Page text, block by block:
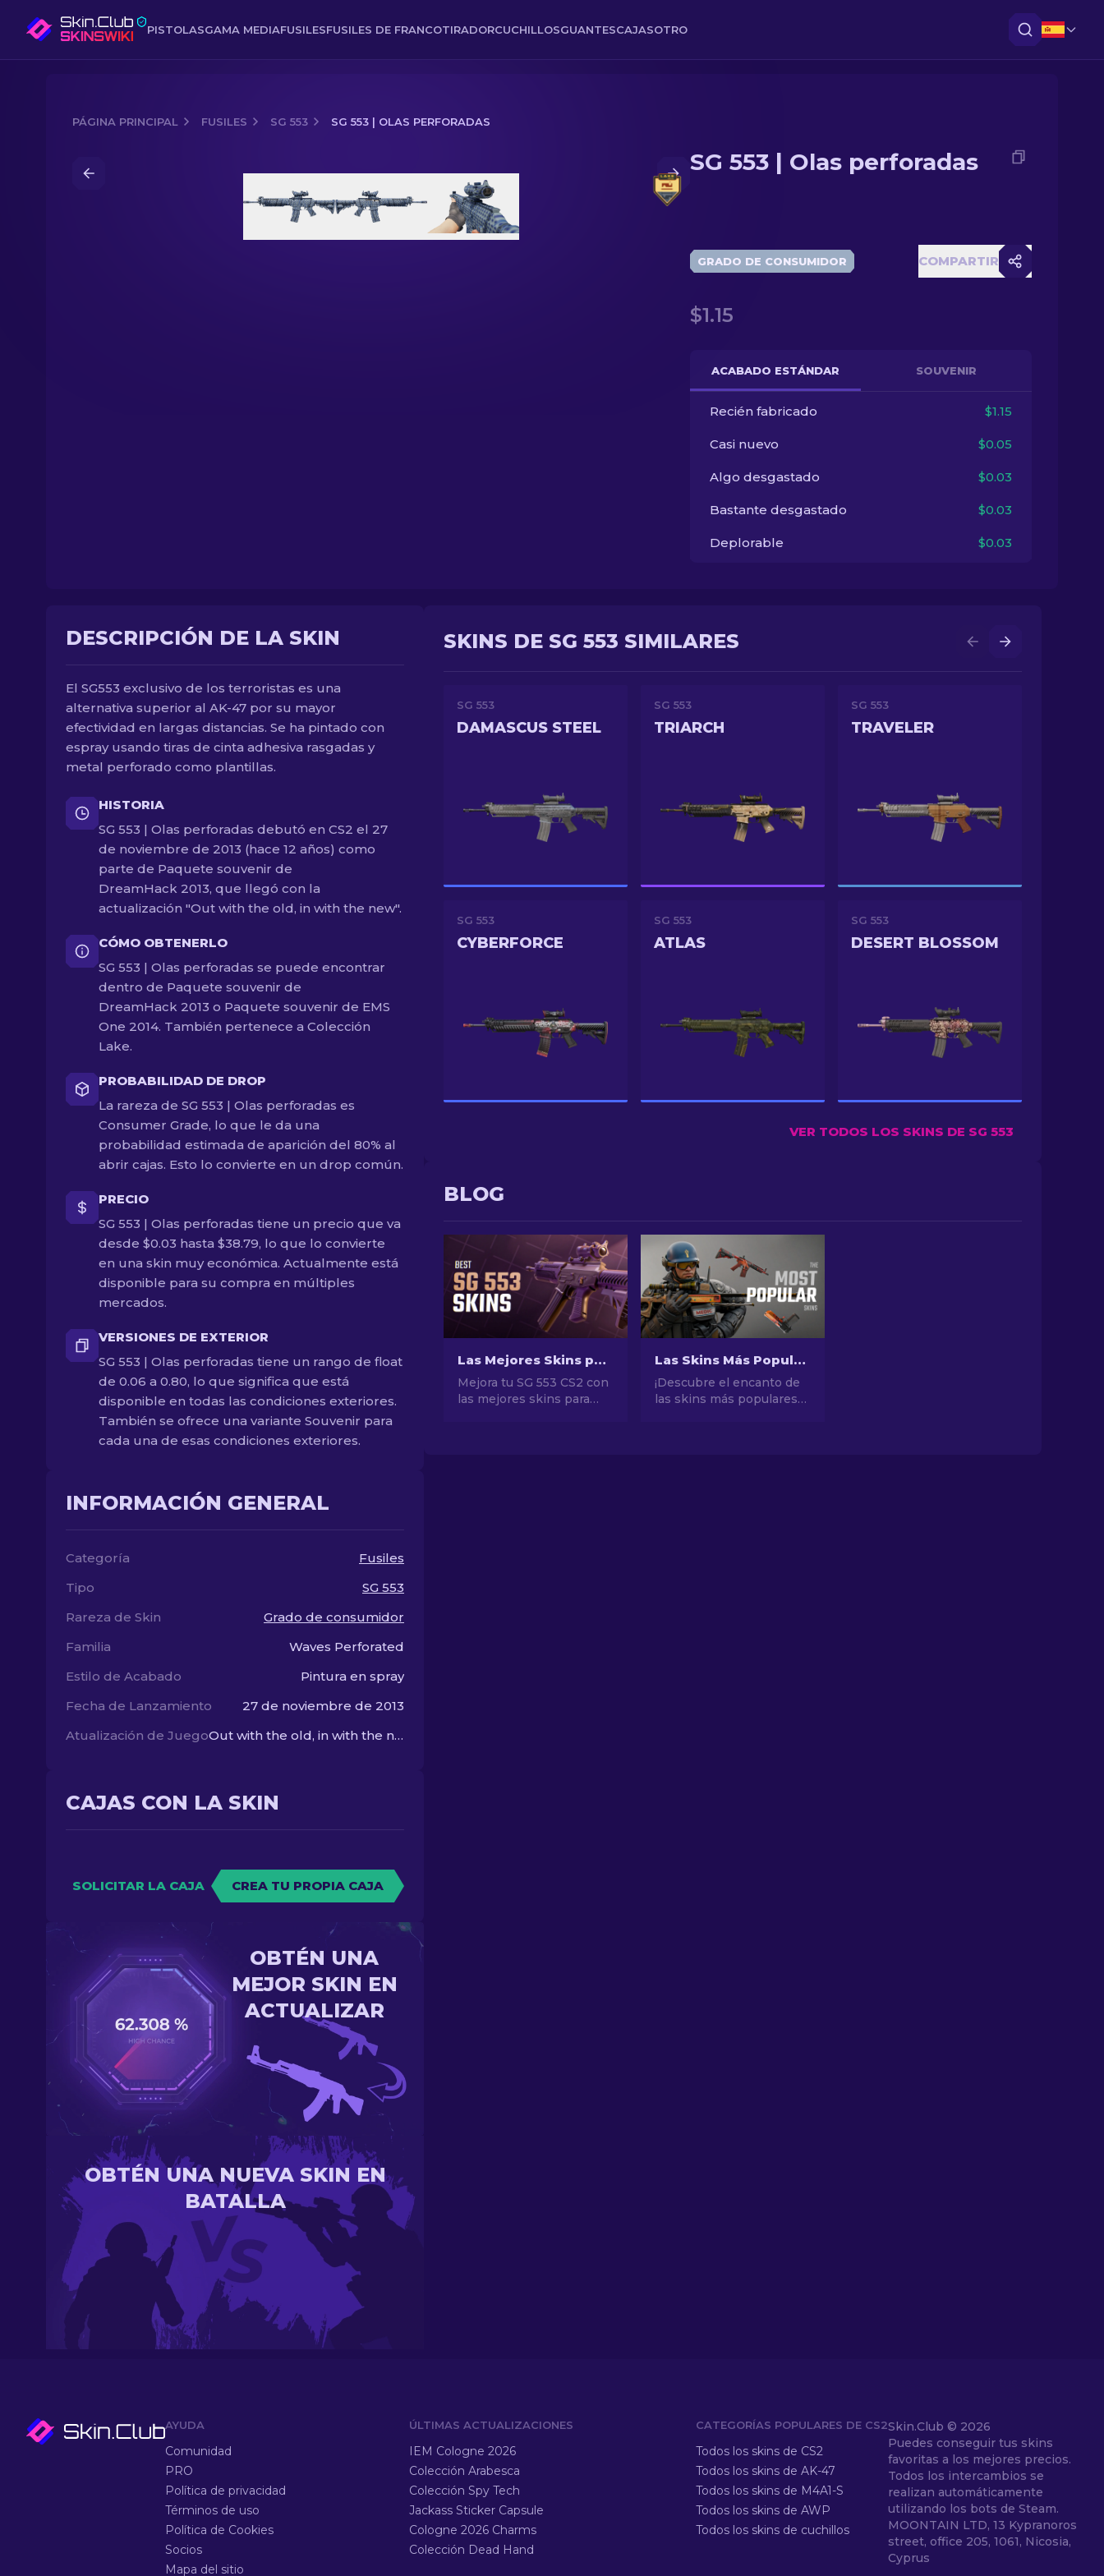
PISTOLASGAMA MEDIAFUSILESFUSILES DE FRANCOTIRADORCUCHILLOSGUANTESCAJASOTRO
PÁGINA PRINCIPAL FUSILES SG 553 SG 553 | OLAS PERFORADAS
SG 553 | Olas perforadas
GRADO DE CONSUMIDOR COMPARTIR
$1.15
ACABADO ESTÁNDAR SOUVENIR
Recién fabricado $1.15
Casi nuevo $0.05
Algo desgastado $0.03
Bastante desgastado $0.03
Deplorable $0.03
DESCRIPCIÓN DE LA SKIN
El SG553 exclusivo de los terroristas es una
alternativa superior al AK-47 por su mayor
efectividad en largas distancias. Se ha pintado con
espray usando tiras de cinta adhesiva rasgadas y
metal perforado como plantillas.
HISTORIA
SG 553 | Olas perforadas debutó en CS2 el 27
de noviembre de 2013 (hace 12 años) como
parte de Paquete souvenir de
DreamHack 2013, que llegó con la
actualización "Out with the old, in with the new".
CÓMO OBTENERLO
SG 553 | Olas perforadas se puede encontrar
dentro de Paquete souvenir de
DreamHack 2013 o Paquete souvenir de EMS
One 2014. También pertenece a Colección
Lake.
PROBABILIDAD DE DROP
La rareza de SG 553 | Olas perforadas es
Consumer Grade, lo que le da una
probabilidad estimada de aparición del 80% al
abrir cajas. Esto lo convierte en un drop común.
PRECIO
SG 553 | Olas perforadas tiene un precio que va
desde $0.03 hasta $38.79, lo que lo convierte
en una skin muy económica. Actualmente está
disponible para su compra en múltiples
mercados.
VERSIONES DE EXTERIOR
SG 553 | Olas perforadas tiene un rango de float
de 0.06 a 0.80, lo que significa que está
disponible en todas las condiciones exteriores.
También se ofrece una variante Souvenir para
cada una de esas condiciones exteriores.
INFORMACIÓN GENERAL
Categoría
Fusiles
Tipo
SG 553
Rareza de Skin
Grado de consumidor
Familia
Waves Perforated
Estilo de Acabado
Pintura en spray
Fecha de Lanzamiento
27 de noviembre de 2013
Atualización de Juego
Out with the old, in with the new
CAJAS CON LA SKIN
SOLICITAR LA CAJA CREA TU PROPIA CAJA
OBTÉN UNA
MEJOR SKIN EN
ACTUALIZAR
OBTÉN UNA NUEVA SKIN EN
BATALLA
SKINS DE SG 553 SIMILARES
SG 553
DAMASCUS STEEL
SG 553
TRIARCH
SG 553
TRAVELER
SG 553
CYBERFORCE
SG 553
ATLAS
SG 553
DESERT BLOSSOM
VER TODOS LOS SKINS DE SG 553
BLOG
Las Mejores Skins para SG 553 en CS2 [2026]
Mejora tu SG 553 CS2 con
las mejores skins para
Las Skins Más Populares en CS2
¡Descubre el encanto de
las skins más populares
AYUDA
Comunidad
PRO
Política de privacidad
Términos de uso
Política de Cookies
Socios
Mapa del sitio
ÚLTIMAS ACTUALIZACIONES
IEM Cologne 2026
Colección Arabesca
Colección Spy Tech
Jackass Sticker Capsule
Cologne 2026 Charms
Colección Dead Hand
CATEGORÍAS POPULARES DE CS2
Todos los skins de CS2
Todos los skins de AK-47
Todos los skins de M4A1-S
Todos los skins de AWP
Todos los skins de cuchillos
Skin.Club © 2026
Puedes conseguir tus skins
favoritas a los mejores precios.
Todos los intercambios se
realizan automáticamente
utilizando los bots de Steam.
MOONTAIN LTD, 13 Kypranoros
street, office 205, 1061, Nicosia,
Cyprus